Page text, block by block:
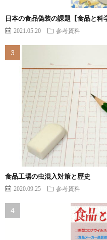
日本の食品偽装の課題【食品と科
2021.05.20 参考資料
食品工場の虫混入対策と歴史
2020.09.25 参考資料